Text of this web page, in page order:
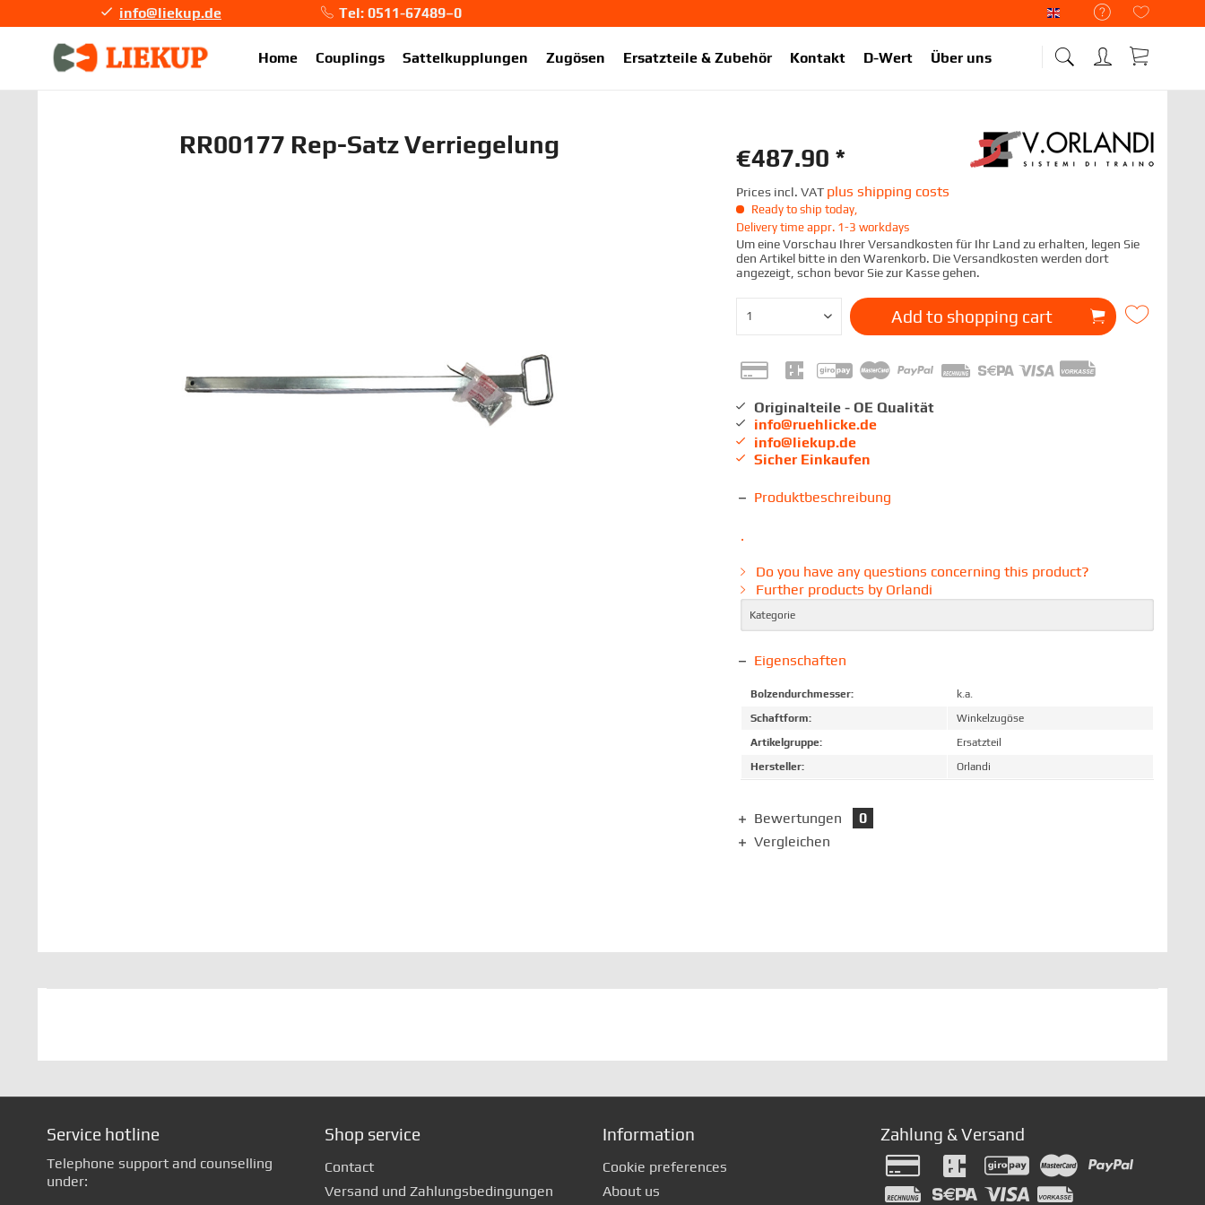
Liekup Englisch
info@liekup.de
Tel: 0511-67489–0
Home
Couplings Sattelkupplungen Zugösen Ersatzteile & Zubehör Kontakt D-Wert Über uns
RR00177 Rep-Satz Verriegelung €487.90 *
Prices incl. VAT plus shipping costs
Ready to ship today,
Delivery time appr. 1-3 workdays
Um eine Vorschau Ihrer Versandkosten für Ihr Land zu erhalten, legen Sie
den Artikel bitte in den Warenkorb. Die Versandkosten werden dort
angezeigt, schon bevor Sie zur Kasse gehen.
Add to shopping cart
Originalteile - OE Qualität
info@ruehlicke.de
info@liekup.de
Sicher Einkaufen
Produktbeschreibung
.
Do you have any questions concerning this product?
Further products by Orlandi
Kategorie
Eigenschaften
Bolzendurchmesser:
k.a.
Schaftform:
Winkelzugöse
Artikelgruppe:
Ersatzteil
Hersteller:
Orlandi
Bewertungen
0
Vergleichen
Service hotline
Telephone support and counselling
under:
Shop service
Contact
Versand und Zahlungsbedingungen
Information
Cookie preferences
About us
Zahlung & Versand